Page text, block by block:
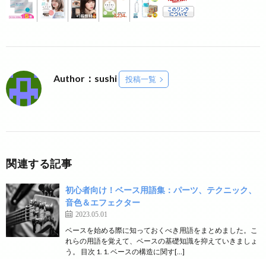
Author：sushi 投稿一覧
関連する記事
初心者向け！ベース用語集：パーツ、テクニック、
音色＆エフェクター
2023.05.01
ベースを始める際に知っておくべき用語をまとめました。こ
れらの用語を覚えて、ベースの基礎知識を抑えていきましょ
う。 目次 1. 1. ベースの構造に関す[…]